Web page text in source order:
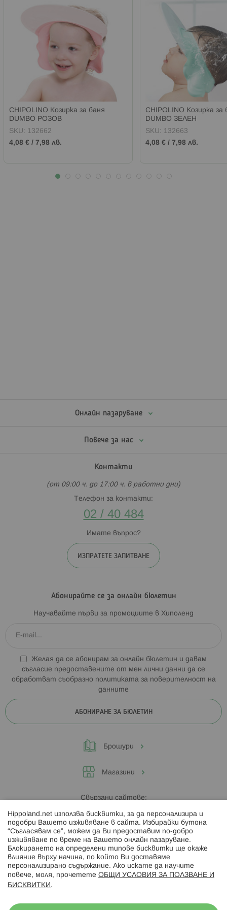
CHIPOLINO Козирка за баня
DUMBO РОЗОВ
SKU: 132662
4,08 € / 7,98 лв.
CHIPOLINO Козирка за
DUMBO ЗЕЛЕН
SKU: 132663
4,08 € / 7,98 лв.
Онлайн пазаруване
Повече за нас
Контакти
(от 09:00 ч. до 17:00 ч. в работни дни)
Телефон за контакти:
02 / 40 484
Имате въпрос?
ИЗПРАТЕТЕ ЗАПИТВАНЕ
Абонирайте се за онлайн бюлетин
Научавайте първи за промоциите в Хиполенд
Желая да се абонирам за онлайн бюлетин и давам
съгласие предоставените от мен лични данни да се
обработват съобразно политиката за поверителност на
данните
АБОНИРАНЕ ЗА БЮЛЕТИН
Брошури
Магазини
Свързани сайтове:
Hippoland.ro
Последвайте ни:
Hippoland.net използва бисквитки, за да персонализира и
подобри Вашето изживяване в сайта. Избирайки бутона
“Съгласявам се”, можем да Ви предоставим по-добро
изживяване по време на Вашето онлайн пазаруване.
Блокирането на определени типове бисквитки ще окаже
влияние върху начина, по който Ви доставяме
персонализирано съдържание. Ако искате да научите
повече, моля, прочетете ОБЩИ УСЛОВИЯ ЗА ПОЛЗВАНЕ И
БИСКВИТКИ .